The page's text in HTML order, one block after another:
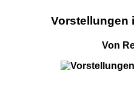
Vorstellungen
Von